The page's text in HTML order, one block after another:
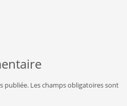
publiée. Les champs obligatoires sont